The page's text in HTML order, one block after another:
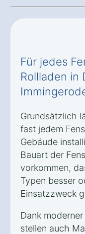
Für jedes
Rollladen in
Grundsätzlich
fast jedem
Gebäude
Bauart der
vorkommen,
Typen besser
Einsatzzweck
Dank
stellen auch